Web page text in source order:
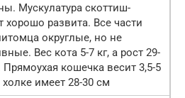
Мускулатура скоттиш-
хорошо развита. Все части
округлые, но не
Вес кота 5-7 кг, а рост 29-
Прямоухая кошечка весит 3,5-5
холке имеет 28-30 см